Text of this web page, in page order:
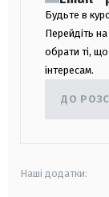
Будьте в
Перейдіть
обрати ті,
інтересам.
ДО
Наші додатки: